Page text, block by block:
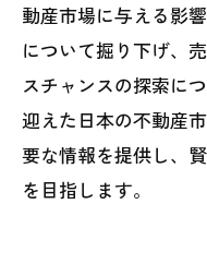
動産市場に与える影
について掘り下げ、
スチャンスの探索に
迎えた日本の不動産
要な情報を提供し、
を目指します。